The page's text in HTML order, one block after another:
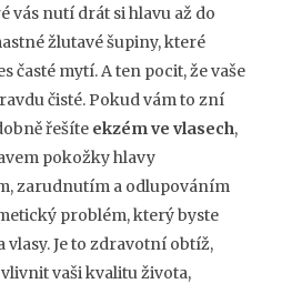
vás nutí drát si hlavu až do
žlutavé šupiny, které
časté mytí. A ten pocit, že vaše
čisté. Pokud vám to zní
řešíte ekzém ve vlasech,
pokožky hlavy
zarudnutím a odlupováním
problém, který byste
Je to zdravotní obtíž,
vaši kvalitu života,